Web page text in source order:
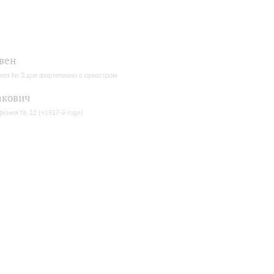
№ 3 для фортепиано с оркестром
№ 12 («1917-й год»)